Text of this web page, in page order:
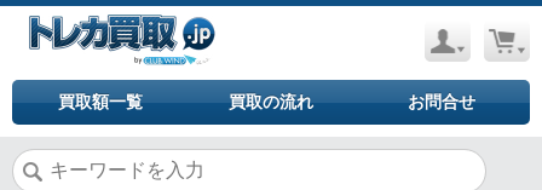
買取額一覧 買取の流れ お問合せ